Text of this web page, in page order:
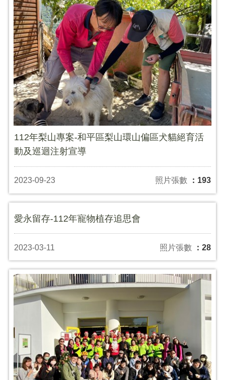
112年梨山專案-和平區梨山環山偏區犬貓絕育活
動及巡迴注射宣導
2023-09-23 照片張數 ：193
愛永留存-112年寵物植存追思會
2023-03-11 照片張數 ：28